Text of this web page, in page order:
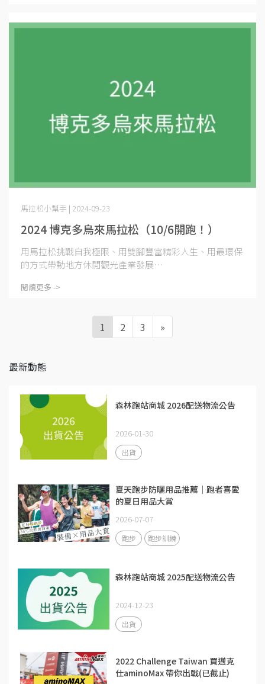
2024 博克多烏來馬拉松（10/6開跑！）
馬拉松小幫手 | 2024-09-23
用馬拉松挑戰自我極限、用雙腳豐富精彩人生、用最環保
的方式帶動地方休閒觀光產業發展⋯
閱讀更多 ->
1 2 3 »
最新動態
森林跑站商城 2026配送物流公告
2026-01-30
出貨
夏天跑步防曬用品推薦｜跑者喜愛
的夏日用品大賞
2026-07-07
跑步 跑步訓練
森林跑站商城 2025配送物流公告
2024-12-23
出貨
2022 Challenge Taiwan 買邁克
仕aminoMax 帶你出戰(已截止)